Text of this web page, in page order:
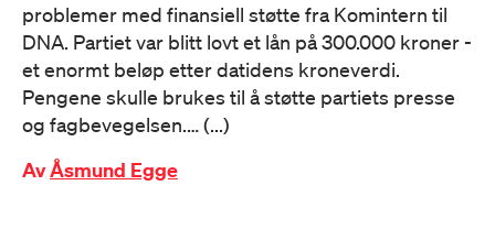
problemer med finansiell støtte fra Komintern til
DNA. Partiet var blitt lovt et lån på 300.000 kroner -
et enormt beløp etter datidens kroneverdi.
Pengene skulle brukes til å støtte partiets presse
og fagbevegelsen.… (...)
AvÅsmund Egge